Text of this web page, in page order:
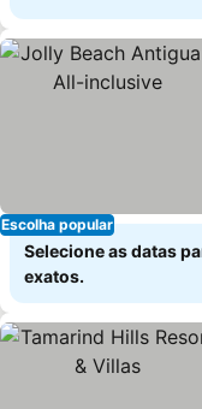
Escolha popular
Selecione as datas
exatos.